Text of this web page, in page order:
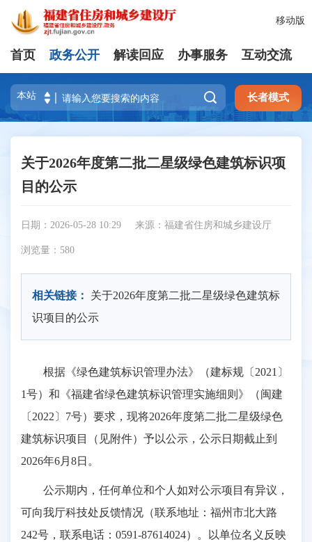
移动版
首页 政务公开 解读回应 办事服务 互动交流
 长者模式
关于2026年度第二批二星级绿色建筑标识项
目的公示
日期：2026-05-28 10:29 来源：福建省住房和城乡建设厅
浏览量： 580
相关链接：
关于2026年度第二批二星级绿色建筑标
识项目的公示
根据《绿色建筑标识管理办法》（建标规〔2021〕
1号）和《福建省绿色建筑标识管理实施细则》（闽建
〔2022〕7号）要求，现将2026年度第二批二星级绿色
建筑标识项目（见附件）予以公示，公示日期截止到
2026年6月8日。
公示期内，任何单位和个人如对公示项目有异议，
可向我厅科技处反馈情况（联系地址：福州市北大路
242号，联系电话：0591-87614024）。以单位名义反映